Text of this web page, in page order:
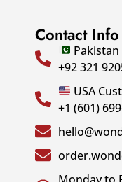
Contact Info
Pakistan
+92 321
USA
+1 (601)